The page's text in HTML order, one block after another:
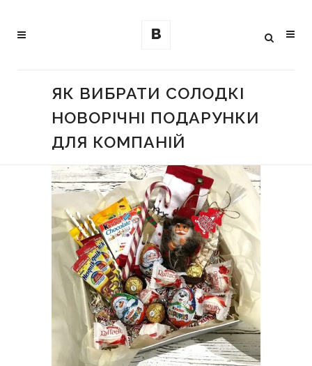
ЯК ВИБРАТИ СОЛОДКІ
НОВОРІЧНІ ПОДАРУНКИ
ДЛЯ КОМПАНІЙ